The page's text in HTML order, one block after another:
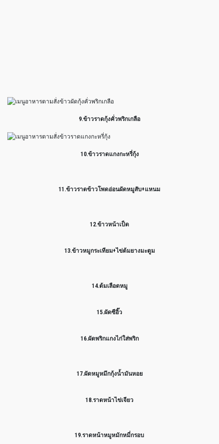
9.ข้าวราดกุ้งคั่วพริกเกลือ
10.ข้าวราดแกงกะหรี่กุ้ง
11.ข้าวราดข้าวโพดอ่อนผัดหมูสับ+แหนม
12.ข้าวหน้าเป็ด
13.ข้าวหมูกระเทียม+ไข่ต้มยางมะตูม
14.ต้มเลือดหมู
15.ผัดซีอิ๊ว
16.ผัดพริกแกงไก่ใส่พริก
17.ผัดหมูหมึกกุ้งน้ำมันหอย
18.ราดหน้าไข่เจียว
19.ราดหน้าหมูหมักหมี่กรอบ